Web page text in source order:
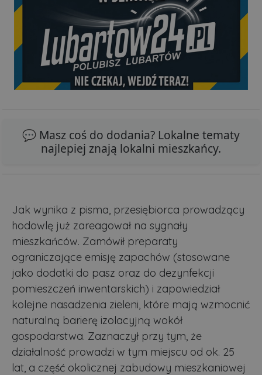
💬 Masz coś do dodania? Lokalne tematy
najlepiej znają lokalni mieszkańcy.
Jak wynika z pisma, przesiębiorca prowadzący
hodowlę już zareagował na sygnały
mieszkańców. Zamówił preparaty
ograniczające emisję zapachów (stosowane
jako dodatki do pasz oraz do dezynfekcji
pomieszczeń inwentarskich) i zapowiedział
kolejne nasadzenia zieleni, które mają wzmocnić
naturalną barierę izolacyjną wokół
gospodarstwa. Zaznaczył przy tym, że
działalność prowadzi w tym miejscu od ok. 25
lat, a część okolicznej zabudowy mieszkaniowej